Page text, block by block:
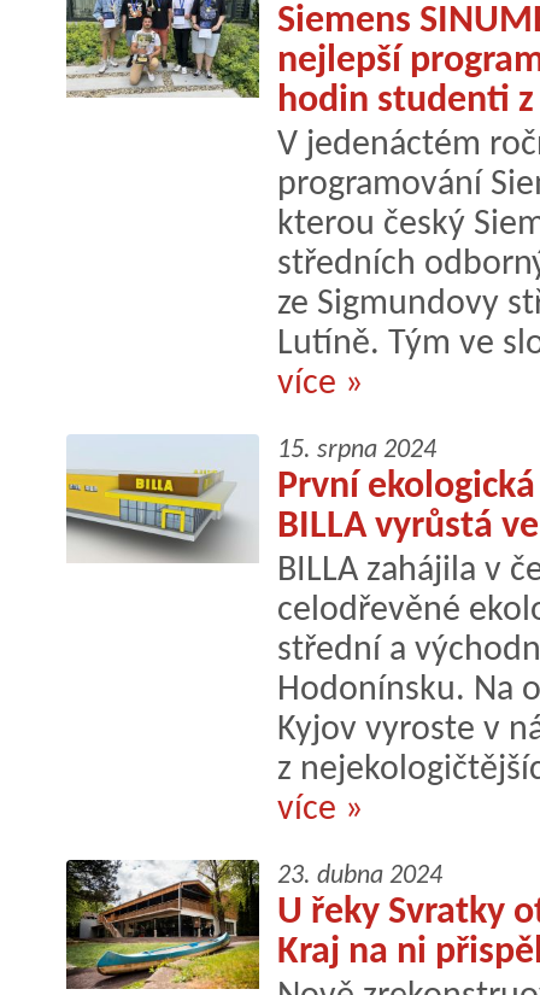
Siemens
nejlepší
hodin studenti
V jedenáctém
programování
kterou český
středních
ze Sigmundovy
Lutíně. Tým ve
více »
15. srpna 2024
První
BILLA vyrůstá
BILLA zahájila v
celodřevěné
střední a
Hodonínsku. Na
Kyjov vyroste v
z
více »
23. dubna 2024
U řeky Svratky
Kraj na ni